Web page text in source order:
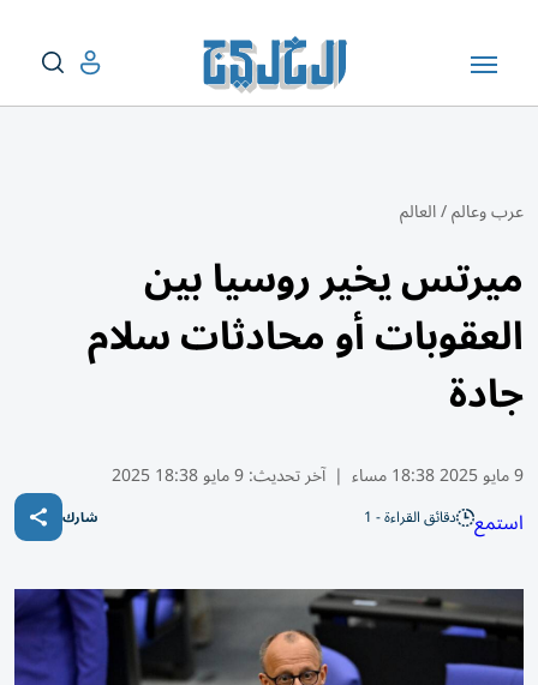
عرب وعالم/العالم
ميرتس يخير روسيا بين
العقوبات أو محادثات سلام
جادة
9 مايو 2025 18:38 مساء | آخر تحديث:9 مايو 18:38 2025
استمع دقائق القراءة - 1 شارك